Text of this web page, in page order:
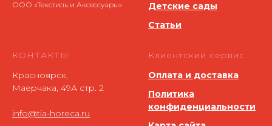
ООО «Текстиль и Аксессуары»
Детские сады
Статьи
КОНТАКТЫ
Красноярск,
Маерчака, 49А стр. 2
info@tia-horeca.ru
Клиентский сервис
Оплата и доставка
Политика
конфиденциальности